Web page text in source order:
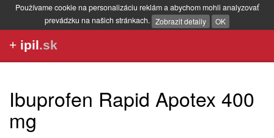
Používame cookie na personalizáciu reklám a abychom mohli analyzovať
prevádzku na našich stránkach. Zobrazit detaily OK
+ ipil.sk
Ibuprofen Rapid Apotex 400
mg